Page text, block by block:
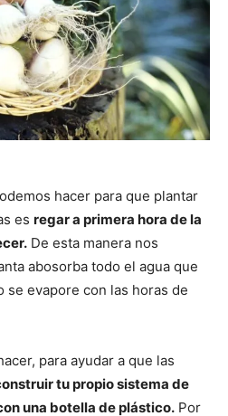
hacer para que plantar
es regar a primera hora de la
De esta manera nos
abosorba todo el agua que
se evapore con las horas de
para ayudar a que las
tu propio sistema de
una botella de plástico. Por